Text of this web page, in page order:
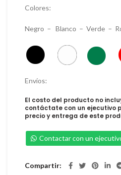
Colores:
Negro – Blanco – Verde –
Envíos:
El costo del producto no
contáctate con un ejecutivo
precio y entrega de este
Contactar con un
Compartir